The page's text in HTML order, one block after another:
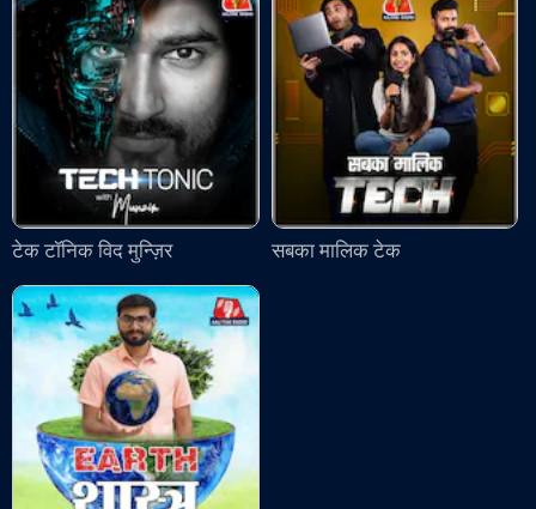
टेक टॉनिक विद मुन्ज़िर सबका मालिक टेक